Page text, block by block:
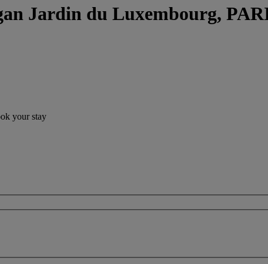
Jardin du Luxembourg,
your stay